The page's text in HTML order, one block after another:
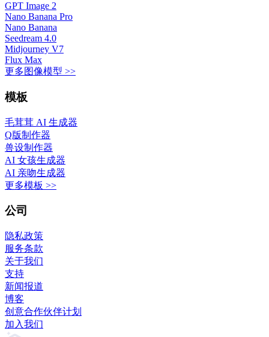
GPT Image 2
Nano Banana Pro
Nano Banana
Seedream 4.0
Midjourney V7
Flux Max
更多图像模型 >>
模板
毛茸茸 AI 生成器
Q版制作器
兽设制作器
AI 女孩生成器
AI 亲吻生成器
更多模板 >>
公司
隐私政策
服务条款
关于我们
支持
新闻报道
博客
创意合作伙伴计划
加入我们